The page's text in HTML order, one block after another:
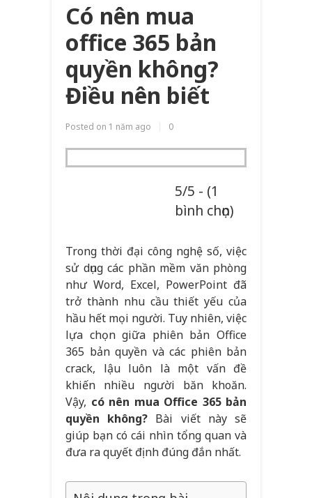
Có nên mua
office 365 bản
quyền không?
Điều nên biết
Posted on 1 năm ago 0
5/5 - (1
bình chọn)
Trong thời đại công nghệ số, việc
sử dụng các phần mềm văn phòng
như Word, Excel, PowerPoint đã
trở thành nhu cầu thiết yếu của
hầu hết mọi người. Tuy nhiên, việc
lựa chọn giữa phiên bản Office
365 bản quyền và các phiên bản
crack, lậu luôn là một vấn đề
khiến nhiều người băn khoăn.
Vậy, có nên mua Office 365 bản
quyền không? Bài viết này sẽ
giúp bạn có cái nhìn tổng quan và
đưa ra quyết định đúng đắn nhất.